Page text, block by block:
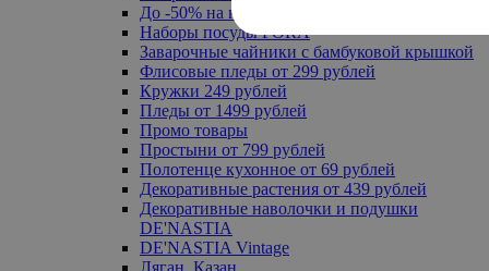
До -50% на ковры
Наборы посуды FORA
Заварочные чайники с бамбуковой крышкой
Флисовые пледы от 299 рублей
Кружки 249 рублей
Пледы от 1499 рублей
Промо товары
Простыни от 799 рублей
Полотенце кухонное от 69 рублей
Декоративные растения от 439 рублей
Декоративные наволочки и подушки
DE'NASTIA
DE'NASTIA Vintage
Ляган, Казан